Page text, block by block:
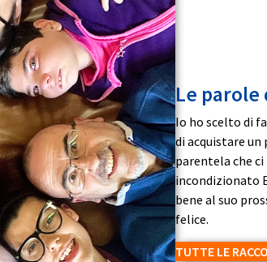
Le
Io ho scelto di
di acquistare
parentela che
incondizionato
bene al suo
felice.
TUTTE LE